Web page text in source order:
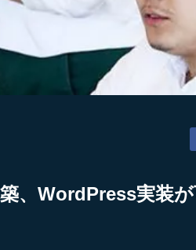
、WordPress実装